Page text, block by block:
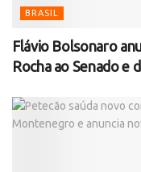
BRASIL
Flávio Bolsonaro
Rocha ao Senado e